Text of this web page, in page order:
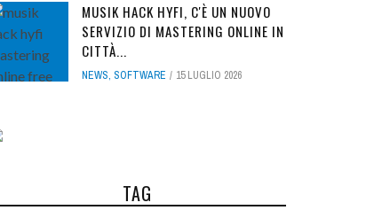
MUSIK HACK HYFI, C'È UN NUOVO
SERVIZIO DI MASTERING ONLINE IN
CITTÀ...
NEWS, SOFTWARE 15 LUGLIO 2026
TAG